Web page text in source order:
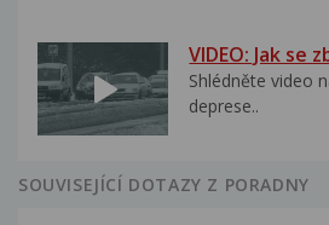
VIDEO: Jak se
Shlédněte video
deprese..
SOUVISEJÍCÍ DOTAZY Z PORADNY